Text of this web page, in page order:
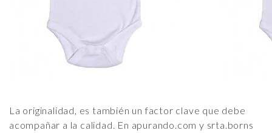
La originalidad, es también un factor clave que debe
acompañar a la calidad. En apurando.com y srta.borns